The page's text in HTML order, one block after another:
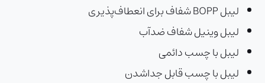
لیبل BOPP شفاف برای انعطاف‌پذیری
لیبل وینیل شفاف ضدآب
لیبل با چسب دائمی
لیبل با چسب قابل جداشدن